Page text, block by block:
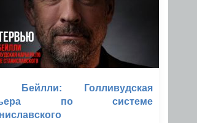
Бейлли: Голливудская
по системе